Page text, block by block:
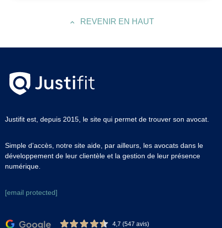
REVENIR EN HAUT
Justifit est, depuis 2015, le site qui permet de trouver son avocat.
Simple d’accès, notre site aide, par ailleurs, les avocats dans le
développement de leur clientèle et la gestion de leur présence
numérique.
[email protected]
4,7 (547 avis)